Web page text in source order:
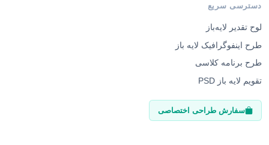
دسترسی سریع
لوح تقدیر لایه‌باز
طرح اینفوگرافیک لایه باز
طرح برنامه کلاسی
تقویم لایه باز PSD
سفارش طراحی اختصاصی